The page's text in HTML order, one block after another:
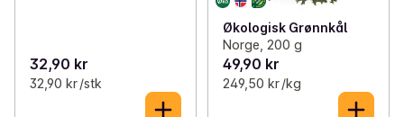
32,90 kr
32,90 kr /stk
Økologisk Grønnkål
Norge, 200 g
49,90 kr
249,50 kr /kg